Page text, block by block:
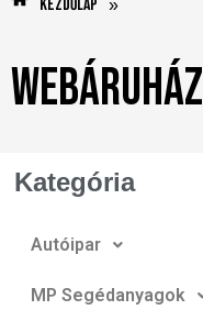
Kezdőlap »
Webáruház
Kategória
Autóipar
MP Segédanyagok